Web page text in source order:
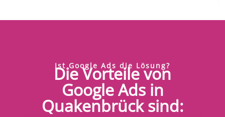
Ist Google Ads die Lösung?
Die Vorteile von
Google Ads in
Quakenbrück sind: